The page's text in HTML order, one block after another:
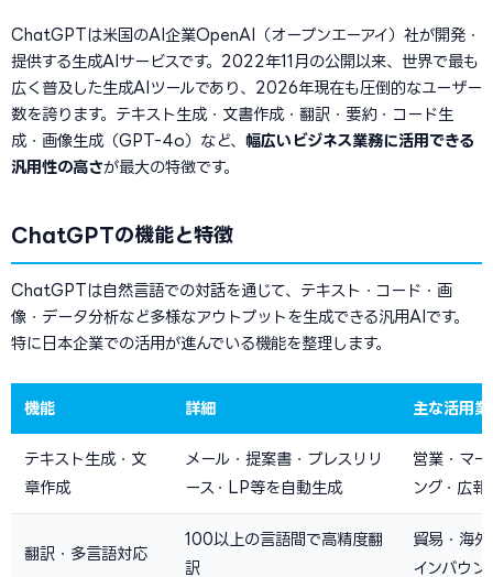
ChatGPTは米国のAI企業OpenAI（オープンエーアイ）社が開発・
提供する生成AIサービスです。2022年11月の公開以来、世界で最も
広く普及した生成AIツールであり、2026年現在も圧倒的なユーザー
数を誇ります。テキスト生成・文書作成・翻訳・要約・コード生
成・画像生成（GPT-4o）など、 幅広いビジネス業務に活用できる
汎用性の高さが最大の特徴です。
ChatGPTの機能と特徴
ChatGPTは自然言語での対話を通じて、テキスト・コード・画
像・データ分析など多様なアウトプットを生成できる汎用AIです。
特に日本企業での活用が進んでいる機能を整理します。
機能 詳細 主な活用業
テキスト生成・文
章作成
メール・提案書・プレスリリ
ース・LP等を自動生成
営業・マー
ング・広報
翻訳・多言語対応
100以上の言語間で高精度翻
訳
貿易・海
インバウン